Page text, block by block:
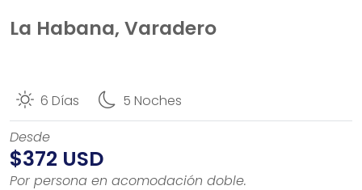
La Habana, Varadero
6 Días
5 Noches
Desde
$372 USD
Por persona en acomodación doble.